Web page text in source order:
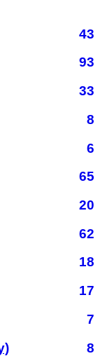
43
93
33
8
6
65
20
62
18
17
7
8